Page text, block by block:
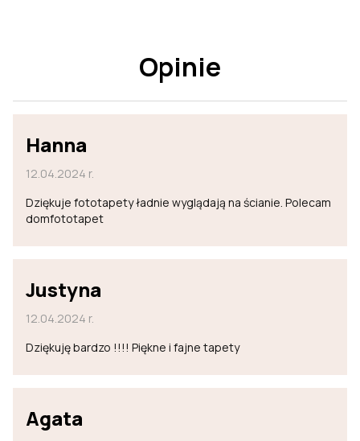
Opinie
Hanna
12.04.2024 r.
Dziękuje fototapety ładnie wyglądają na ścianie. Polecam
domfototapet
Justyna
12.04.2024 r.
Dziękuję bardzo !!!! Piękne i fajne tapety
Agata